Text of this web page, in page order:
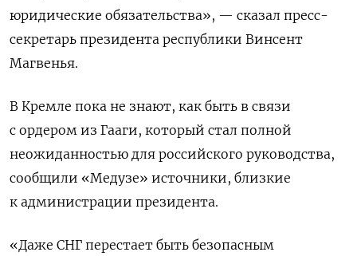
юридические обязательства», — сказал пресс-
секретарь президента республики Винсент
Магвенья.
В Кремле пока не знают, как быть в связи
с ордером из Гааги, который стал полной
неожиданностью для российского руководства,
сообщили «Медузе» источники, близкие
к администрации президента.
«Даже СНГ перестает быть безопасным